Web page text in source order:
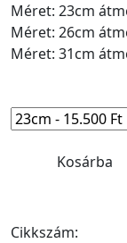
Méret: 23cm
Méret: 26cm
Méret: 31cm
Kosárba
Cikkszám: